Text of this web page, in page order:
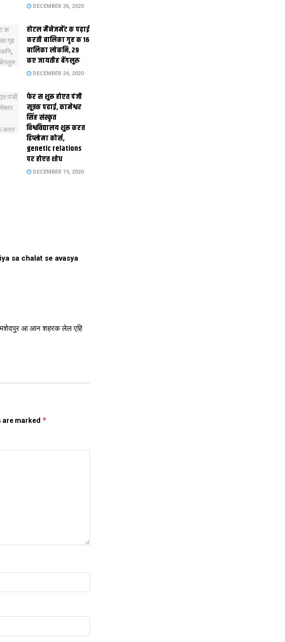
DECEMBER 26, 2020
होटल मैनेजमेंट क पढ़ाई
करती बालिका गृह क 16
बालिका लोकनि, 29
कए जायतीह बेंगलुरु
DECEMBER 24, 2020
फेर स शुरू होएत पंजी
सूत्रक पढाई, कामेश्वर
सिंह संस्कृत
विश्वविद्यालय शुरू करत
डिप्लोमा कोर्स,
genetic relations
पर होएत शोध
DECEMBER 19, 2020
sa chalat se avasya
जमशेदपुर आ आन शहरक लेल एहि
are marked *